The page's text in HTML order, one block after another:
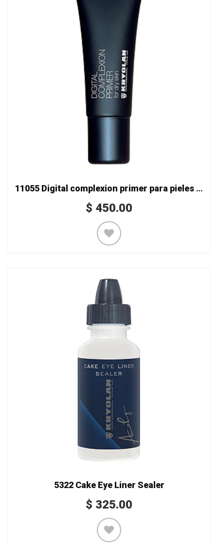
11055 Digital complexion primer para pieles secas
$ 450.00
5322 Cake Eye Liner Sealer
$ 325.00